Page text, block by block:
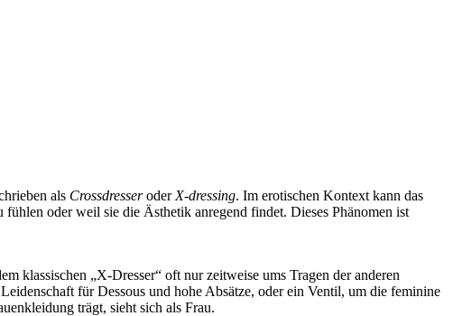
als Crossdresseroder X-dressing. Im erotischen Kontext kann das
oder weil sie die Ästhetik anregend findet. Dieses Phänomen ist
klassischen „X‑Dresser“ oft nur zeitweise ums Tragen der anderen
für Dessous und hohe Absätze, oder ein Ventil, um die feminine
trägt, sieht sich als Frau.